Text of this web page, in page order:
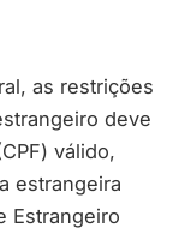
as restrições
deve
válido,
estrangeira
Estrangeiro